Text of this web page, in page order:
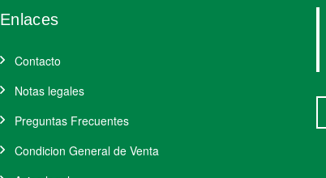
Enlaces
Contacto
Notas legales
Preguntas Frecuentes
Condicion General de Venta